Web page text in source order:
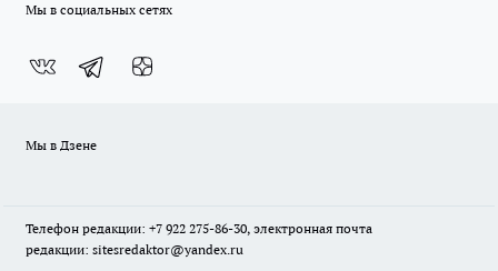
Мы в социальных сетях
Мы в Дзене
Телефон редакции: +7 922 275-86-30, электронная почта
редакции: sitesredaktor@yandex.ru